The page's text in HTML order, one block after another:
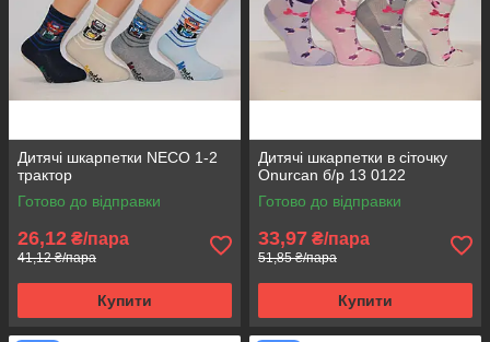
Дитячі шкарпетки NECO 1-2
трактор
Готово до відправки
26,12 ₴/пара
41,12 ₴/пара
Купити
Дитячі шкарпетки в сіточку
Onurcan б/р 13 0122
Готово до відправки
33,97 ₴/пара
51,85 ₴/пара
Купити